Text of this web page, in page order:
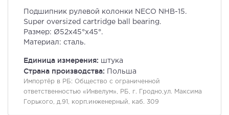
Подшипник рулевой колонки NECO NHB-15.
Super oversized cartridge ball bearing.
Размер: Ø52x45°x45°.
Материал: сталь.
Единица измерения: штука
Страна производства: Польша
Импортёр в РБ: Общество с ограниченной
ответственностью «Инвелум», РБ, г. Гродно,ул. Максима
Горького, д.91, корп.инженерный, каб. 309